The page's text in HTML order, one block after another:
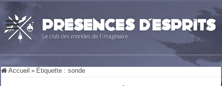
Accueil » Étiquette :sonde